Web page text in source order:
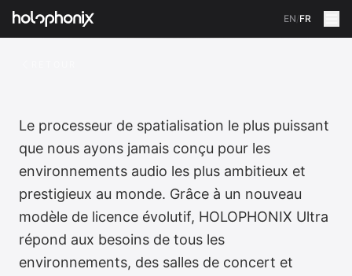
EN/FR
Le processeur de spatialisation le plus puissant
que nous ayons jamais conçu pour les
environnements audio les plus ambitieux et
prestigieux au monde. Grâce à un nouveau
modèle de licence évolutif, HOLOPHONIX Ultra
répond aux besoins de tous les
environnements, des salles de concert et